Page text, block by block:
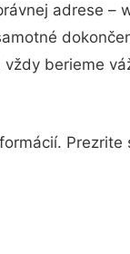
adrese –
berieme